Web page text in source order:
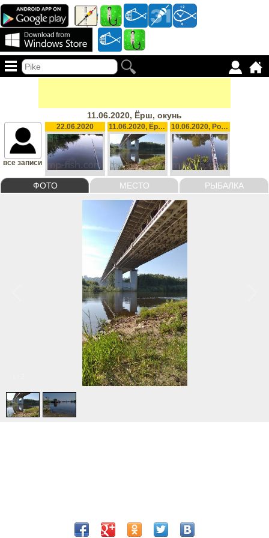
11.06.2020, Ёрш, окунь
ФОТО МЕСТО РЫБАЛКА
все записи
22.06.2020 11.06.2020, Ёрш, окунь 10.06.2020, Ротан